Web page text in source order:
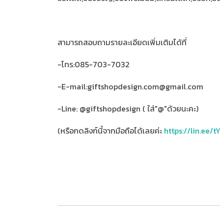
สามารถสอบถามรายละเอียดเพิ่มเติมได้ที่
-โทร:085-703-7032
-E-mail:giftshopdesign.com@gmail.com
-Line: @giftshopdesign ( ใส่"@"ด้วยนะคะ)
(หรือกดลิงก์นี้จากมือถือได้เลยค่ะ https://lin.ee/